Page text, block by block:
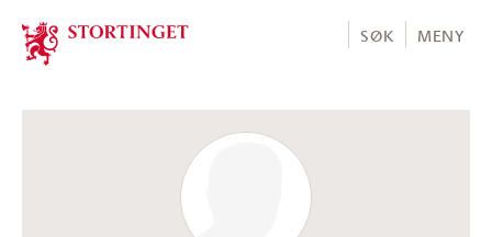
Stortinget.no
SØK MENY